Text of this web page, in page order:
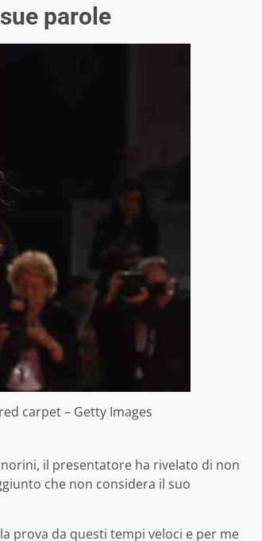
parole
carpet – Getty Images
il presentatore ha rivelato di non
che non considera il suo
prova da questi tempi veloci e per me